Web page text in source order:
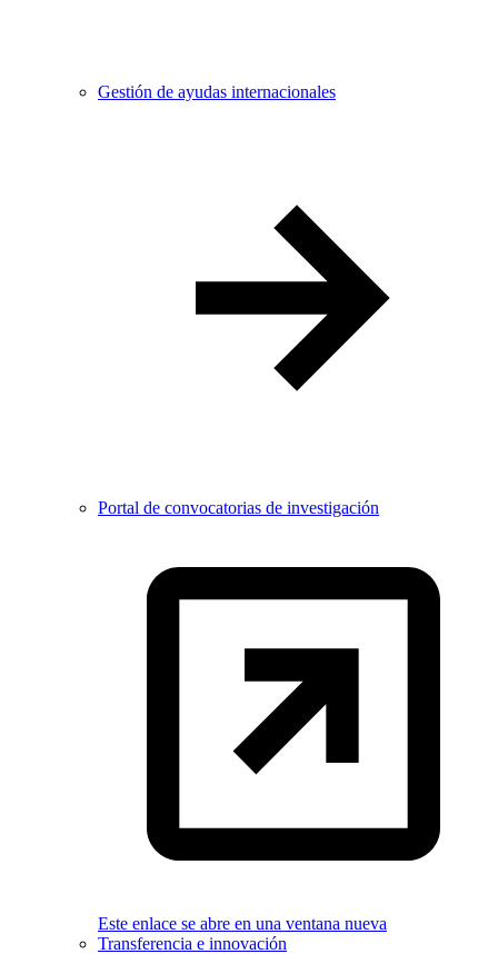
Gestión de ayudas internacionales
Portal de convocatorias de investigación
Este enlace se abre en una ventana nueva
Transferencia e innovación